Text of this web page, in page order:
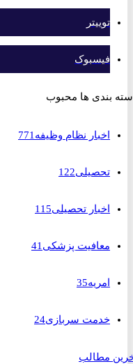
توییتر
فیسبوک
ها محبوب
اخبار نظام وظیفه771
تحصیلی122
اخبار تحصیلی115
معافیت پزشکی41
امریه 35
خدمت سربازی 24
مطالب